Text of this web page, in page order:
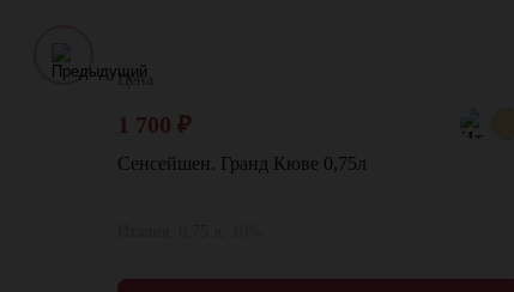
Цена:
1 700 ₽
Сенсейшен. Гранд Кюве 0,75л